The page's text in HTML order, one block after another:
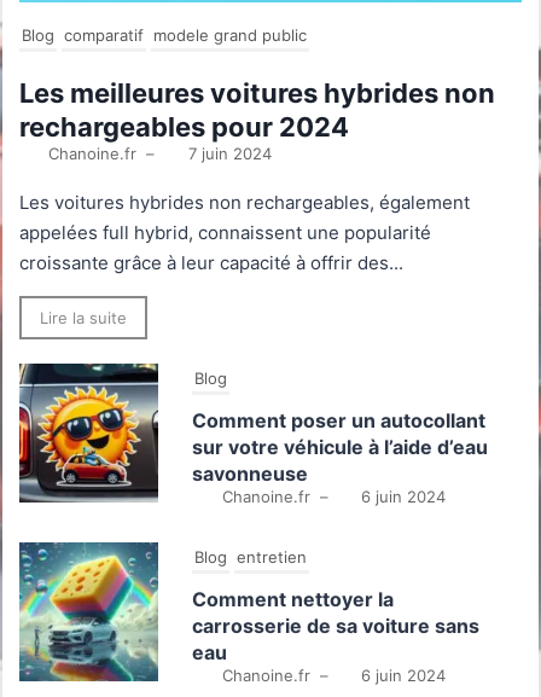
Blog comparatif modele grand public
Les meilleures voitures hybrides non
rechargeables pour 2024
Chanoine.fr – 7 juin 2024
Les voitures hybrides non rechargeables, également
appelées full hybrid, connaissent une popularité
croissante grâce à leur capacité à offrir des...
Lire la suite
Blog
Comment poser un autocollant
sur votre véhicule à l’aide d’eau
savonneuse
Chanoine.fr – 6 juin 2024
Blog entretien
Comment nettoyer la
carrosserie de sa voiture sans
eau
Chanoine.fr – 6 juin 2024